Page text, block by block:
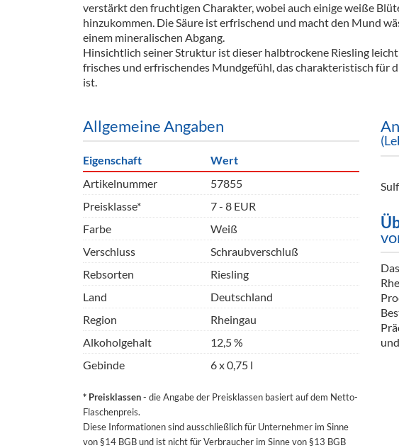
Equipment
Ausschankwagen
Gläser
Kühlanhänger
Verpackung
verstärkt den fruchtigen Charakter, wobei auch einige weiße
hinzukommen. Die Säure ist erfrischend und macht den Mund
einem mineralischen Abgang.
Hinsichtlich seiner Struktur ist dieser halbtrockene Riesling
frisches und erfrischendes Mundgefühl, das charakteristisch für
ist.
Allgemeine Angaben
Eigenschaft
Wert
Artikelnummer
57855
Preisklasse*
7 - 8 EUR
Farbe
Weiß
Verschluss
Schraubverschluß
Rebsorten
Riesling
Land
Deutschland
Region
Rheingau
Alkoholgehalt
12,5 %
Gebinde
6 x 0,75 l
* Preisklassen- die Angabe der Preisklassen basiert auf dem Netto-
Flaschenpreis.
Diese Informationen sind ausschließlich für Unternehmer im Sinne
von §14 BGB und ist nicht für Verbraucher im Sinne von §13 BGB